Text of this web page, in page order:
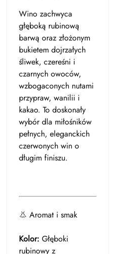
Wino zachwyca
głęboką rubinową
barwą oraz złożonym
bukietem dojrzałych
śliwek, czereśni i
czarnych owoców,
wzbogaconych nutami
przypraw, wanilii i
kakao. To doskonały
wybór dla miłośników
pełnych, eleganckich
czerwonych win o
długim finiszu.
👃 Aromat i smak
Kolor: Głęboki
rubinowy z